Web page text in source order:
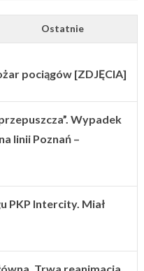
Ostatnie
pociągów [ZDJĘCIA]
Wypadek
linii Poznań –
PKP Intercity. Miał